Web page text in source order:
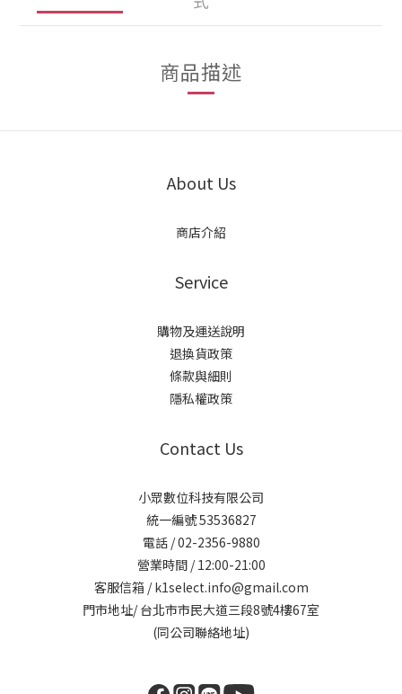
商品描述
About Us
商店介紹
Service
購物及運送說明
退換貨政策
條款與細則
隱私權政策
Contact Us
小眾數位科技有限公司
統一編號 53536827
電話 / 02-2356-9880
營業時間 / 12:00-21:00
客服信箱 / k1select.info@gmail.com
門市地址/ 台北市市民大道三段8號4樓67室
(同公司聯絡地址)